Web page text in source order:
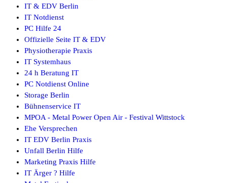
IT & EDV Berlin
IT Notdienst
PC Hilfe 24
Offizielle Seite IT & EDV
Physiotherapie Praxis
IT Systemhaus
24 h Beratung IT
PC Notdienst Online
Storage Berlin
Bühnenservice IT
MPOA - Metal Power Open Air - Festival Wittstock
Ehe Versprechen
IT EDV Berlin Praxis
Unfall Berlin Hilfe
Marketing Praxis Hilfe
IT Ärger ? Hilfe